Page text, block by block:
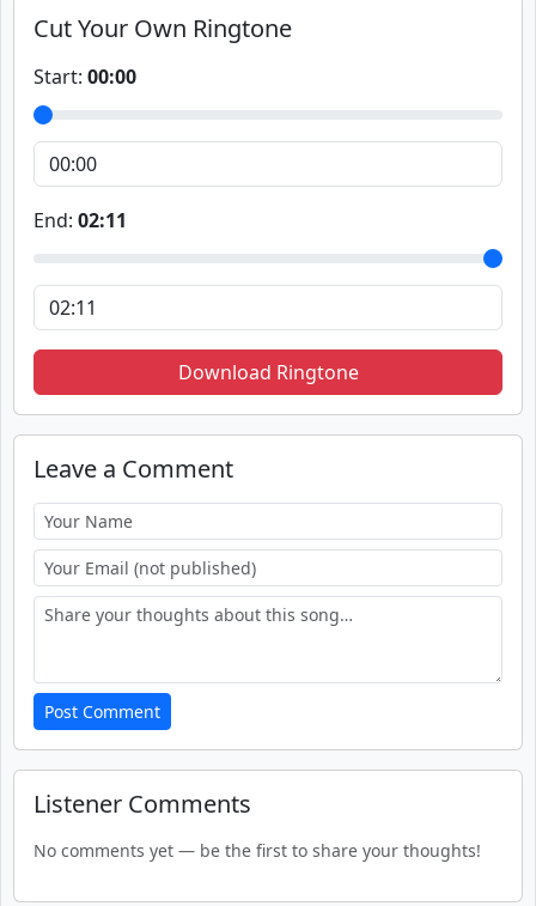
Cut Your Own Ringtone
Start: 00:00
End: 02:11
Download Ringtone
Leave a Comment
Post Comment
Listener Comments
No comments yet — be the first to share your thoughts!